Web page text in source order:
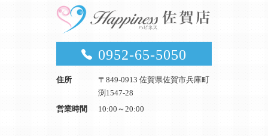
0952-65-5050
住所
〒849-0913 佐賀県佐賀市兵庫町
渕1547-28
営業時間
10:00～20:00